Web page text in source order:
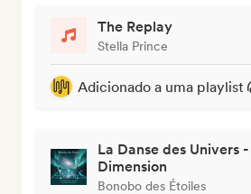
The Replay
Stella Prince
Adicionado a uma playlist
La Danse des Univers
Dimension
Bonobo des Étoiles